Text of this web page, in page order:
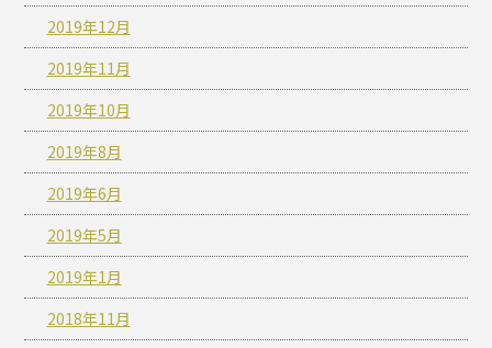
2019年12月
2019年11月
2019年10月
2019年8月
2019年6月
2019年5月
2019年1月
2018年11月